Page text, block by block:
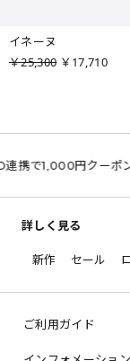
イネーヌ
￥25,300 ￥17,710
携で1,000円クーポン
詳しく見る
新作 セール
ご利用ガイド